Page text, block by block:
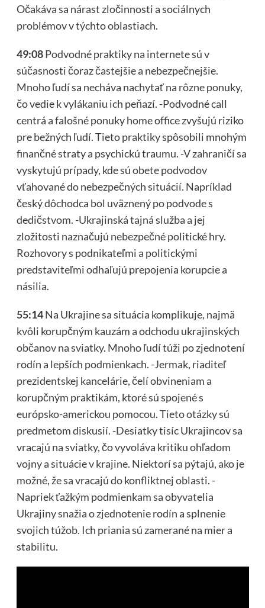
Očakáva sa nárast zločinnosti a sociálnych
problémov v týchto oblastiach.
49:08Podvodné praktiky na internete sú v
súčasnosti čoraz častejšie a nebezpečnejšie.
Mnoho ľudí sa necháva nachytať na rôzne ponuky,
čo vedie k vylákaniu ich peňazí. -Podvodné call
centrá a falošné ponuky home office zvyšujú riziko
pre bežných ľudí. Tieto praktiky spôsobili mnohým
finančné straty a psychickú traumu. -V zahraničí sa
vyskytujú prípady, kde sú obete podvodov
vťahované do nebezpečných situácií. Napríklad
český dôchodca bol uväznený po podvode s
dedičstvom. -Ukrajinská tajná služba a jej
zložitosti naznačujú nebezpečné politické hry.
Rozhovory s podnikateľmi a politickými
predstaviteľmi odhaľujú prepojenia korupcie a
násilia.
55:14Na Ukrajine sa situácia komplikuje, najmä
kvôli korupčným kauzám a odchodu ukrajinských
občanov na sviatky. Mnoho ľudí túži po zjednotení
rodín a lepších podmienkach. -Jermak, riaditeľ
prezidentskej kancelárie, čelí obvineniam a
korupčným praktikám, ktoré sú spojené s
európsko-americkou pomocou. Tieto otázky sú
predmetom diskusií. -Desiatky tisíc Ukrajincov sa
vracajú na sviatky, čo vyvoláva kritiku ohľadom
vojny a situácie v krajine. Niektorí sa pýtajú, ako je
možné, že sa vracajú do konfliktnej oblasti. -
Napriek ťažkým podmienkam sa obyvatelia
Ukrajiny snažia o zjednotenie rodín a splnenie
svojich túžob. Ich priania sú zamerané na mier a
stabilitu.